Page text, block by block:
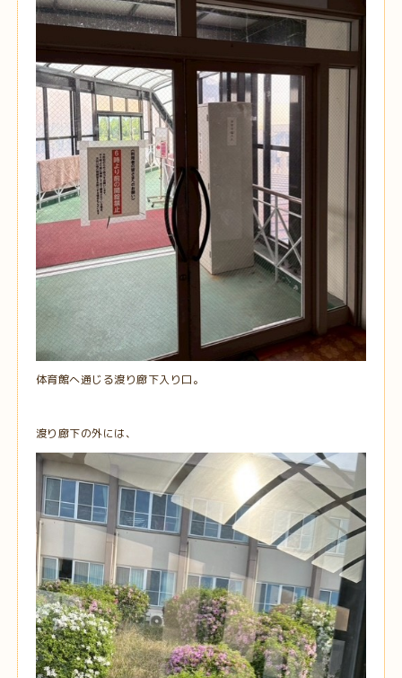
体育館へ通じる渡り廊下入り口。
渡り廊下の外には、